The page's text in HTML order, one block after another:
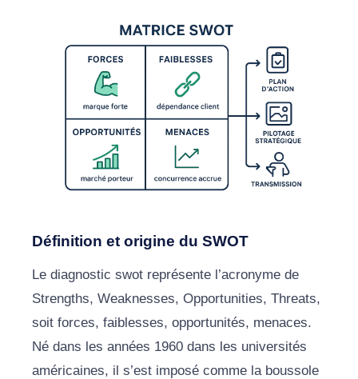
Définition et origine du SWOT
Le diagnostic swot représente l’acronyme de
Strengths, Weaknesses, Opportunities, Threats,
soit forces, faiblesses, opportunités, menaces.
Né dans les années 1960 dans les universités
américaines, il s’est imposé comme la boussole